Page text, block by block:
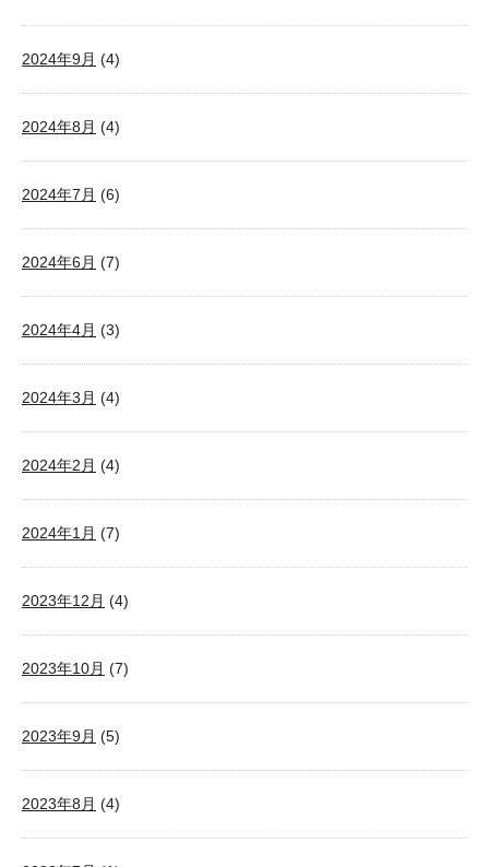
2024年9月 (4)
2024年8月 (4)
2024年7月 (6)
2024年6月 (7)
2024年4月 (3)
2024年3月 (4)
2024年2月 (4)
2024年1月 (7)
2023年12月 (4)
2023年10月 (7)
2023年9月 (5)
2023年8月 (4)